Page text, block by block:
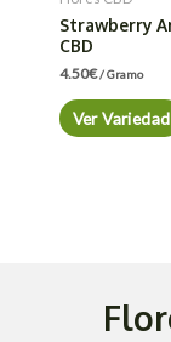
Strawberry
CBD
4.50€/ Gramo
Ver Variedad